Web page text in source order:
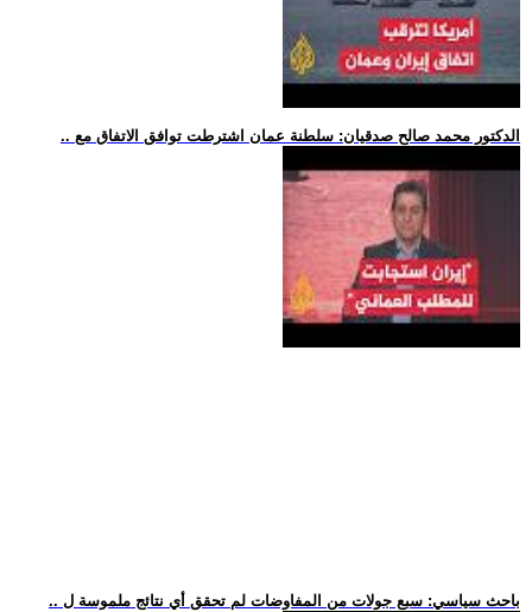
.. الدكتور محمد صالح صدقيان: سلطنة عمان اشترطت توافق الاتفاق مع
.. باحث سياسي: سبع جولات من المفاوضات لم تحقق أي نتائج ملموسة ل